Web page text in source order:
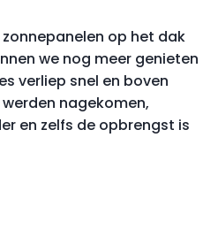
op het dak
we nog meer genieten
verliep snel en boven
nagekomen,
en zelfs de opbrengst is